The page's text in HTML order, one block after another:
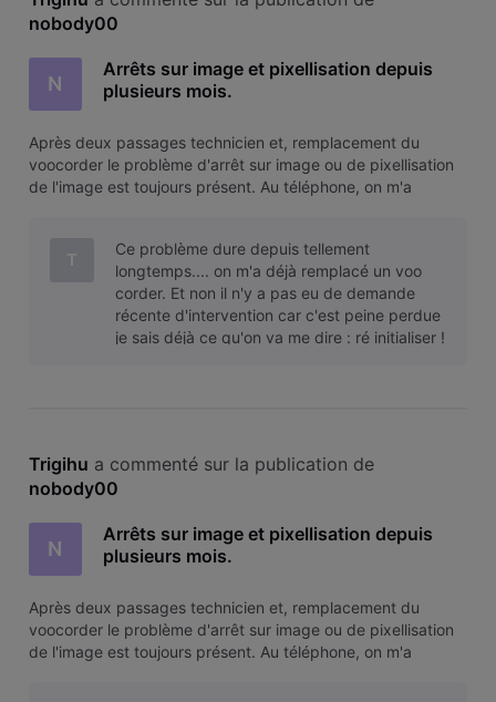
nobody00
N
Arrêts sur image et pixellisation depuis
plusieurs mois.
Après deux passages technicien et, remplacement du
voocorder le problème d'arrêt sur image ou de pixellisation
de l'image est toujours présent. Au téléphone, on m'a
déplacé de devoir pay
T
Ce problème dure depuis tellement
longtemps.... on m'a déjà remplacé un voo
corder. Et non il n'y a pas eu de demande
récente d'intervention car c'est peine perdue
je sais déjà ce qu'on va me dire : ré initialiser !
Trigihu a commenté sur la publication de
nobody00
N
Arrêts sur image et pixellisation depuis
plusieurs mois.
Après deux passages technicien et, remplacement du
voocorder le problème d'arrêt sur image ou de pixellisation
de l'image est toujours présent. Au téléphone, on m'a